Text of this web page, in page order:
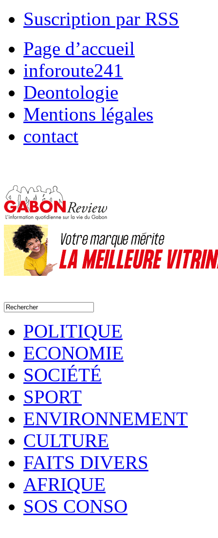
Suscription par RSS
Page d’accueil
inforoute241
Deontologie
Mentions légales
contact
POLITIQUE
ECONOMIE
SOCIÉTÉ
SPORT
ENVIRONNEMENT
CULTURE
FAITS DIVERS
AFRIQUE
SOS CONSO